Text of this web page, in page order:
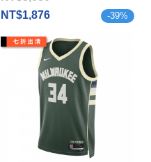
NT$1,876
-39%